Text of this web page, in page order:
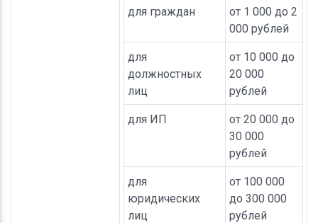
для граждан
от 1 000 до 2
000 рублей
для
должностных
лиц
от 10 000 до
20 000
рублей
для ИП
от 20 000 до
30 000
рублей
для
юридических
лиц
от 100 000
до 300 000
рублей